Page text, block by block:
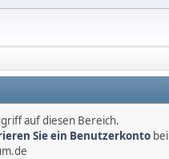
auf diesen Bereich.
Sie ein Benutzerkontobei